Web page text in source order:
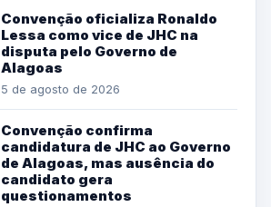
Convenção oficializa Ronaldo
Lessa como vice de JHC na
disputa pelo Governo de
Alagoas
5 de agosto de 2026
Convenção confirma
candidatura de JHC ao Governo
de Alagoas, mas ausência do
candidato gera
questionamentos